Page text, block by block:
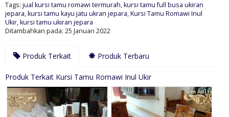
Tags: jual kursi tamu romawi termurah,kursi tamu full busa ukiran
jepara,kursi tamu kayu jatu ukran jepara,Kursi Tamu Romawi Inul
Ukir,kursi tamu ukiran jepara
Ditambahkan pada: 25 Januari 2022
Produk Terkait Produk Terbaru
Produk Terkait Kursi Tamu Romawi Inul Ukir